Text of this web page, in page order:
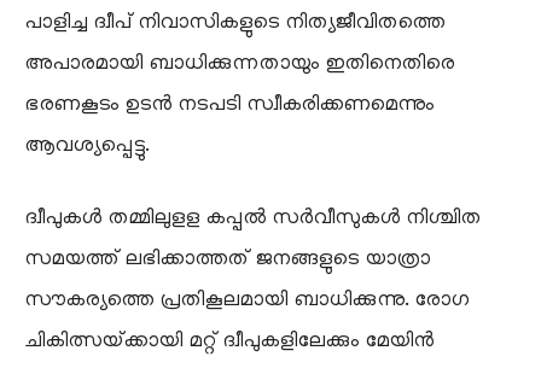
പാളിച്ച ദ്വീപ് നിവാസികളുടെ നിത്യജീവിതത്തെ
അപാരമായി ബാധിക്കുന്നതായും ഇതിനെതിരെ
ഭരണകൂടം ഉടൻ നടപടി സ്വീകരിക്കണമെന്നും
ആവശ്യപ്പെട്ടു.
ദ്വീപുകൾ തമ്മിലുളള കപ്പൽ സർവീസുകൾ നിശ്ചിത
സമയത്ത് ലഭിക്കാത്തത് ജനങ്ങളുടെ യാത്രാ
സൗകര്യത്തെ പ്രതികൂലമായി ബാധിക്കുന്നു. രോഗ
ചികിത്സയ്‌ക്കായി മറ്റ് ദ്വീപുകളിലേക്കും മേയിൻ